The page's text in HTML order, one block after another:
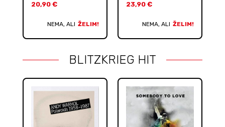
20,90 €
NEMA, ALI ŽELIM!
23,90 €
NEMA, ALI ŽELIM!
BLITZKRIEG HIT